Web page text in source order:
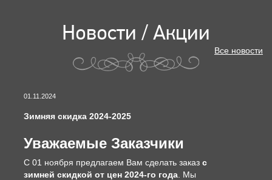
Новости / Акции
Все новости
01.11.2024
Зимняя скидка 2024-2025
Уважаемые Заказчики
С 01 ноября предлагаем Вам сделать заказ с
зимней скидкой от цен 2024-го года . Мы